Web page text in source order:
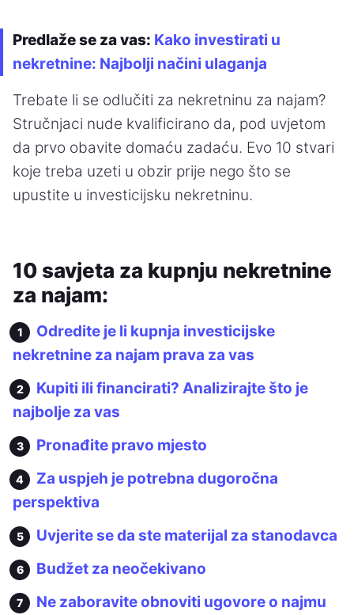
Predlaže se za vas: Kako investirati u
nekretnine: Najbolji načini ulaganja
Trebate li se odlučiti za nekretninu za najam?
Stručnjaci nude kvalificirano da, pod uvjetom
da prvo obavite domaću zadaću. Evo 10 stvari
koje treba uzeti u obzir prije nego što se
upustite u investicijsku nekretninu.
10 savjeta za kupnju nekretnine
za najam:
Odredite je li kupnja investicijske
nekretnine za najam prava za vas
Kupiti ili financirati? Analizirajte što je
najbolje za vas
Pronađite pravo mjesto
Za uspjeh je potrebna dugoročna
perspektiva
Uvjerite se da ste materijal za stanodavca
Budžet za neočekivano
Ne zaboravite obnoviti ugovore o najmu